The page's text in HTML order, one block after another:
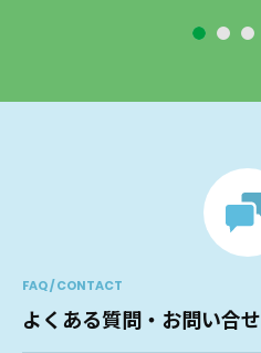
FAQ / CONTACT
よくある質問・お問い合せ